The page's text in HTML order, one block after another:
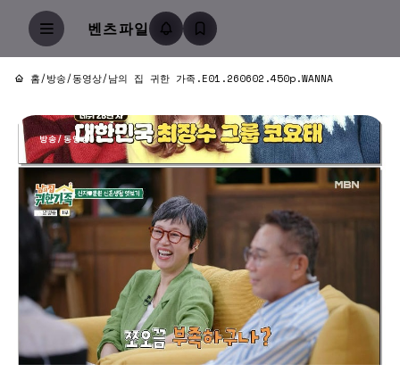
벤츠파일
홈/방송/동영상/남의 집 귀한 가족.E01.260602.450p.WANNA
방송/동영상